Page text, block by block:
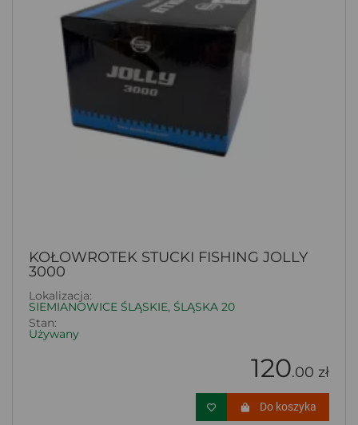
KOŁOWROTEK STUCKI FISHING JOLLY
3000
Lokalizacja:
SIEMIANOWICE ŚLĄSKIE, ŚLĄSKA 20
Stan:
Używany
120.00 zł
Do koszyka